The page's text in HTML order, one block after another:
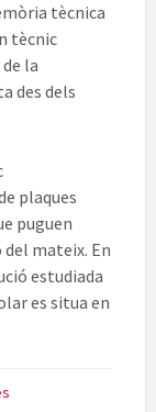
tècnica
tècnic
la
des dels
plaques
puguen
mateix. En
estudiada
es situa en